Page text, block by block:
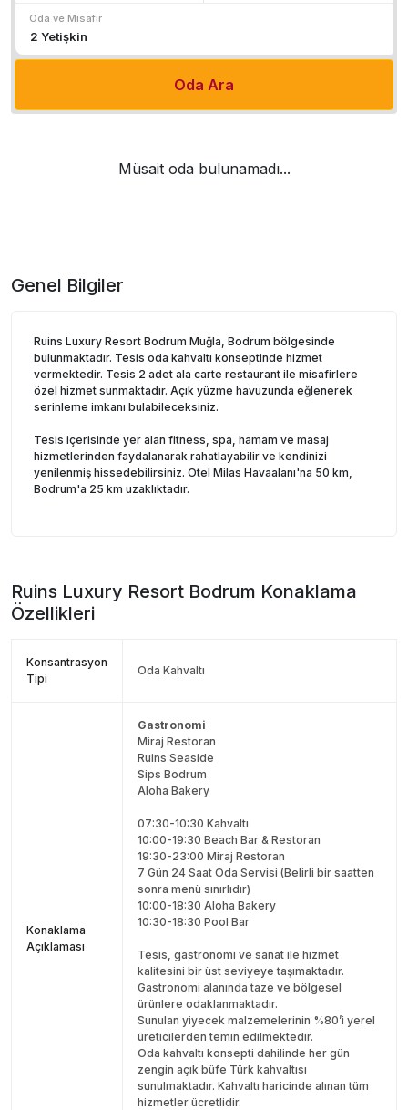
Oda ve Misafir
Oda Ara
Müsait oda bulunamadı...
Genel Bilgiler
Ruins Luxury Resort Bodrum Muğla, Bodrum bölgesinde
bulunmaktadır. Tesis oda kahvaltı konseptinde hizmet
vermektedir. Tesis 2 adet ala carte restaurant ile misafirlere
özel hizmet sunmaktadır. Açık yüzme havuzunda eğlenerek
serinleme imkanı bulabileceksiniz.
Tesis içerisinde yer alan fitness, spa, hamam ve masaj
hizmetlerinden faydalanarak rahatlayabilir ve kendinizi
yenilenmiş hissedebilirsiniz. Otel Milas Havaalanı'na 50 km,
Bodrum'a 25 km uzaklıktadır.
Ruins Luxury Resort Bodrum Konaklama
Özellikleri
Konsantrasyon
Tipi
Oda Kahvaltı
Konaklama
Açıklaması
Gastronomi
Miraj Restoran
Ruins Seaside
Sips Bodrum
Aloha Bakery
07:30-10:30 Kahvaltı
10:00-19:30 Beach Bar & Restoran
19:30-23:00 Miraj Restoran
7 Gün 24 Saat Oda Servisi (Belirli bir saatten
sonra menü sınırlıdır)
10:00-18:30 Aloha Bakery
10:30-18:30 Pool Bar
Tesis, gastronomi ve sanat ile hizmet
kalitesini bir üst seviyeye taşımaktadır.
Gastronomi alanında taze ve bölgesel
ürünlere odaklanmaktadır.
Sunulan yiyecek malzemelerinin %80’i yerel
üreticilerden temin edilmektedir.
Oda kahvaltı konsepti dahilinde her gün
zengin açık büfe Türk kahvaltısı
sunulmaktadır. Kahvaltı haricinde alınan tüm
hizmetler ücretlidir.